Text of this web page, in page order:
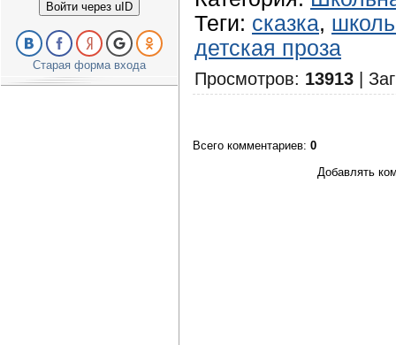
Войти через uID
Старая форма входа
Теги: сказка,
детская проза
Просмотров: 13913
Всего комментариев: 0
Добавлять